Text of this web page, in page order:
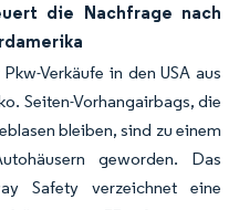
die Nachfrage nach
Verkäufe in den USA aus
Seiten-Vorhangairbags, die
bleiben, sind zu einem
geworden. Das
Safety verzeichnet eine